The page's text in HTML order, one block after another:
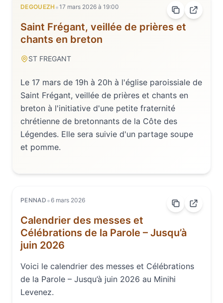
DEGOUEZH •17 mars 2026 à19:00
Saint Frégant, veillée de prières et
chants en breton
ST FREGANT
Le 17 mars de 19h à 20h à l'église paroissiale de
Saint Frégant, veillée de prières et chants en
breton à l'initiative d'une petite fraternité
chrétienne de bretonnants de la Côte des
Légendes. Elle sera suivie d'un partage soupe
et pomme.
PENNAD •6 mars 2026
Calendrier des messes et
Célébrations de la Parole – Jusqu’à
juin 2026
Voici le calendrier des messes et Célébrations
de la Parole – Jusqu’à juin 2026 au Minihi
Levenez.